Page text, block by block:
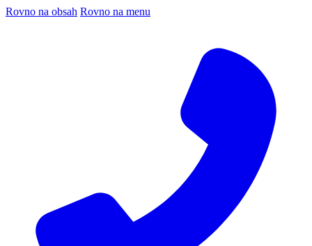
Rovno na obsah Rovno na menu